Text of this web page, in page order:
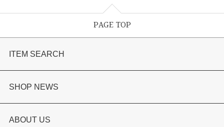
PAGE TOP
ITEM SEARCH
婚約指輪
結婚指輪
SHOP NEWS
選ばれる理由まとめ
ABOUT US